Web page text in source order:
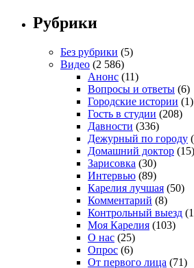
Рубрики
Без рубрики (5)
Видео (2 586)
Анонс (11)
Вопросы и ответы (6)
Городские истории (1)
Гость в студии (208)
Давности (336)
Дежурный по городу
Домашний доктор (15)
Зарисовка (30)
Интервью (89)
Карелия лучшая (50)
Комментарий (8)
Контрольный выезд
Моя Карелия (103)
О нас (25)
Опрос (6)
От первого лица (71)